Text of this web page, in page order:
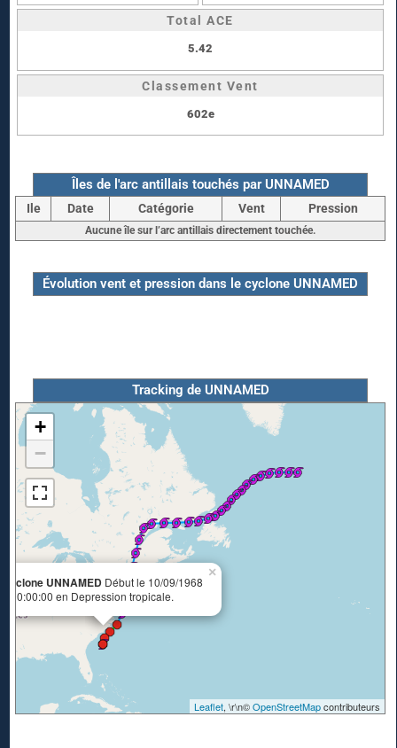
Total ACE
5.42
Classement Vent
602e
Îles de l'arc antillais touchés par UNNAMED
Ile Date Catégorie Vent Pression
Aucune île sur l’arc antillais directement touchée.
Évolution vent et pression dans le cyclone UNNAMED
Tracking de UNNAMED
Cyclone UNNAMED Début le 10/09/1968
à 00:00:00 en Depression tropicale.
×
+
−
Leaflet, \r\n©OpenStreetMapcontributeurs